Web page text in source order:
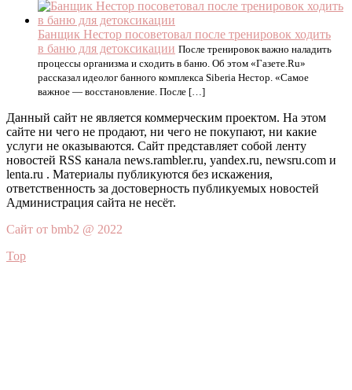
Банщик Нестор посоветовал после тренировок ходить
в баню для детоксикации После тренировок важно наладить
процессы организма и сходить в баню. Об этом «Газете.Ru»
рассказал идеолог банного комплекса Siberia Нестор. «Самое
важное — восстановление. После […]
Данный сайт не является коммерческим проектом. На этом
сайте ни чего не продают, ни чего не покупают, ни какие
услуги не оказываются. Сайт представляет собой ленту
новостей RSS канала news.rambler.ru, yandex.ru, newsru.com и
lenta.ru . Материалы публикуются без искажения,
ответственность за достоверность публикуемых новостей
Администрация сайта не несёт.
Сайт от bmb2 @ 2022
Top